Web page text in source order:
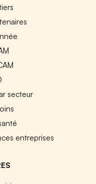
secteur
entreprises